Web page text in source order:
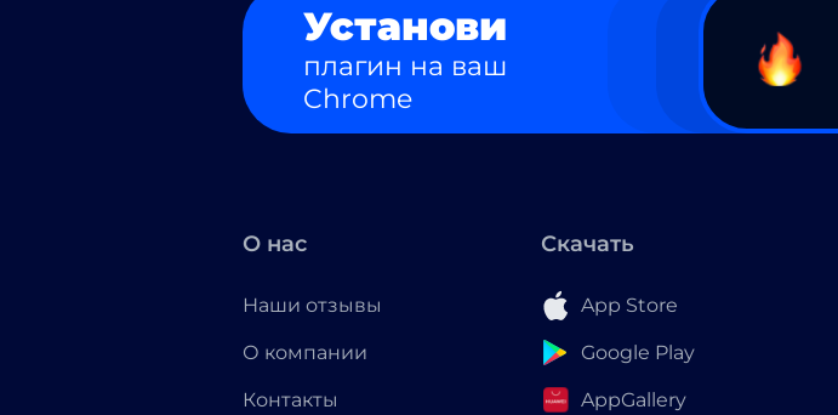
Установи
плагин на ваш
Chrome
О нас
Наши отзывы
О компании
Контакты
Скачать
App Store
Google Play
AppGallery